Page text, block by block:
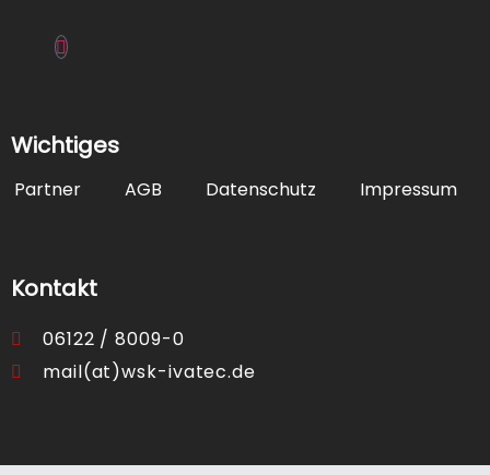
FAT/FBF/ZPA/
FIZ
Wichtiges
Partner AGB Datenschutz Impressum
Kontakt
06122 / 8009-0
mail(at)wsk-ivatec.de